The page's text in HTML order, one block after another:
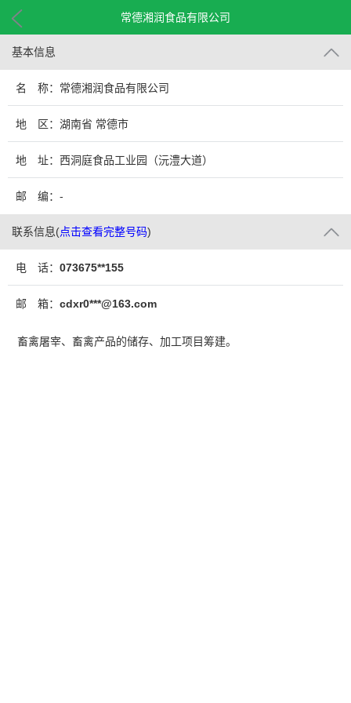
常德湘润食品有限公司
基本信息
名 称：常德湘润食品有限公司
地 区：湖南省 常德市
地 址：西洞庭食品工业园（沅澧大道）
邮 编：-
联系信息(点击查看完整号码)
电 话： 073675**155
邮 箱： cdxr0***@163.com
畜禽屠宰、畜禽产品的储存、加工项目筹建。